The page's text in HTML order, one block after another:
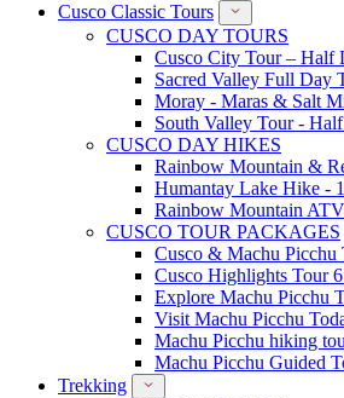
Cusco Classic Tours
CUSCO DAY TOURS
Cusco City Tour – Half
Sacred Valley Full Day
Moray - Maras & Salt
South Valley Tour -
CUSCO DAY HIKES
Rainbow Mountain &
Humantay Lake Hike -
Rainbow Mountain
CUSCO TOUR PACKAGES
Cusco & Machu Picchu
Cusco Highlights Tour
Explore Machu Picchu
Visit Machu Picchu
Machu Picchu hiking
Machu Picchu Guided
Trekking